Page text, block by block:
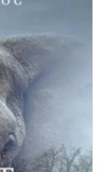
KARNETY